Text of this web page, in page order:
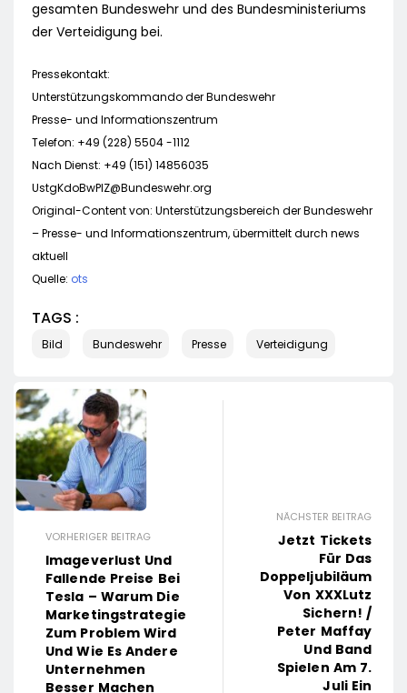
gesamten Bundeswehr und des Bundesministeriums
der Verteidigung bei.
Pressekontakt:
Unterstützungskommando der Bundeswehr
Presse- und Informationszentrum
Telefon: +49 (228) 5504 -1112
Nach Dienst: +49 (151) 14856035
UstgKdoBwPIZ@Bundeswehr.org
Original-Content von: Unterstützungsbereich der Bundeswehr
– Presse- und Informationszentrum, übermittelt durch news
aktuell
Quelle: ots
TAGS :
Bild Bundeswehr Presse Verteidigung
VORHERIGER BEITRAG
Imageverlust Und
Fallende Preise Bei
Tesla – Warum Die
Marketingstrategie
Zum Problem Wird
Und Wie Es Andere
Unternehmen
Besser Machen
NÄCHSTER BEITRAG
Jetzt Tickets
Für Das
Doppeljubiläum
Von XXXLutz
Sichern! /
Peter Maffay
Und Band
Spielen Am 7.
Juli Ein